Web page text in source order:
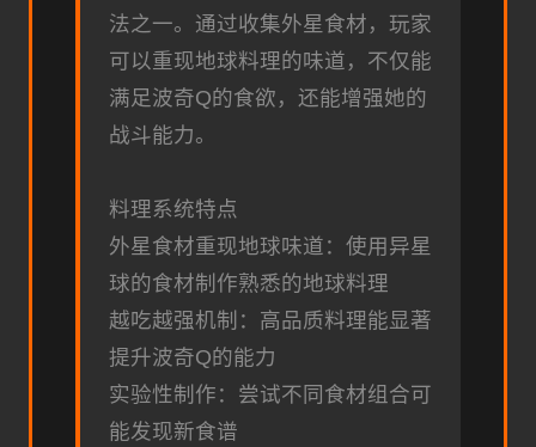
法之一。通过收集外星食材，玩家
可以重现地球料理的味道，不仅能
满足波奇Q的食欲，还能增强她的
战斗能力。
料理系统特点
外星食材重现地球味道：使用异星
球的食材制作熟悉的地球料理
越吃越强机制：高品质料理能显著
提升波奇Q的能力
实验性制作：尝试不同食材组合可
能发现新食谱